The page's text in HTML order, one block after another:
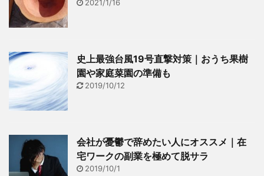
と事実との違いも含め、
書いていければと思いま
2021/1/16
史上最強台風19号直撃対策｜おうち果樹
園や家庭菜園の準備も
2019/10/12
会社が憂鬱で辞めたい人にオススメ｜在
宅ワークの副業を極めて脱サラ
2019/10/1